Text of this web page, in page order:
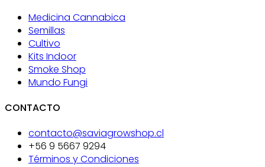
Medicina Cannabica
Semillas
Cultivo
Kits Indoor
Smoke Shop
Mundo Fungi
CONTACTO
contacto@saviagrowshop.cl
+56 9 5667 9294
Términos y Condiciones